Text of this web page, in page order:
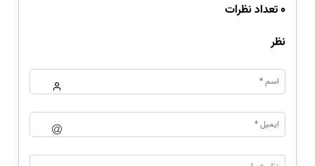
0 تعداد نظرات
نظر